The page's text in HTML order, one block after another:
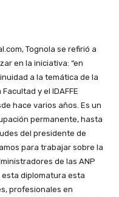
Tognola se refirió a
en la iniciativa: “en
a la temática de la
y el IDAFFE
hace varios años. Es un
permanente, hasta
del presidente de
para trabajar sobre la
de las ANP
diplomatura esta
profesionales en